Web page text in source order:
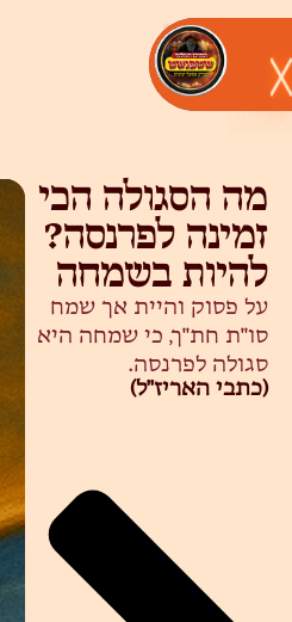
מה הסגולה הכי
זמינה לפרנסה?
להיות בשמחה
על פסוק והיית אך שמח
סו"ת חת"ך, כי שמחה היא
סגולה לפרנסה.
(כתבי האריז"ל)